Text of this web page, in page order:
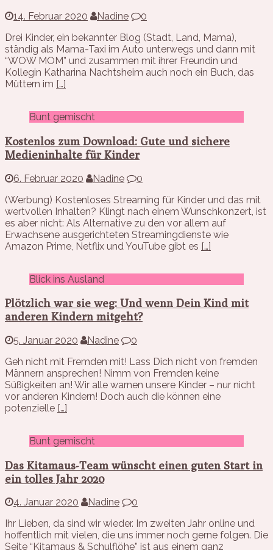
14. Februar 2020 Nadine
0
Drei Kinder, ein bekannter Blog (Stadt, Land, Mama),
ständig als Mama-Taxi im Auto unterwegs und dann mit
“WOW MOM” und zusammen mit ihrer Freundin und
Kollegin Katharina Nachtsheim auch noch ein Buch, das
Müttern im […]
Bunt gemischt
Kostenlos zum Download: Gute und sichere
Medieninhalte für Kinder
6. Februar 2020 Nadine
0
(Werbung) Kostenloses Streaming für Kinder und das mit
wertvollen Inhalten? Klingt nach einem Wunschkonzert, ist
es aber nicht: Als Alternative zu den vor allem auf
Erwachsene ausgerichteten Streamingdienste wie
Amazon Prime, Netflix und YouTube gibt es […]
Blick ins Ausland
Plötzlich war sie weg: Und wenn Dein Kind mit
anderen Kindern mitgeht?
5. Januar 2020 Nadine
0
Geh nicht mit Fremden mit! Lass Dich nicht von fremden
Männern ansprechen! Nimm von Fremden keine
Süßigkeiten an! Wir alle warnen unsere Kinder – nur nicht
vor anderen Kindern! Doch auch die können eine
potenzielle […]
Bunt gemischt
Das Kitamaus-Team wünscht einen guten Start in
ein tolles Jahr 2020
4. Januar 2020 Nadine
0
Ihr Lieben, da sind wir wieder. Im zweiten Jahr online und
hoffentlich mit vielen, die uns immer noch gerne folgen. Die
Seite “Kitamaus & Schulflöhe” ist aus einem ganz